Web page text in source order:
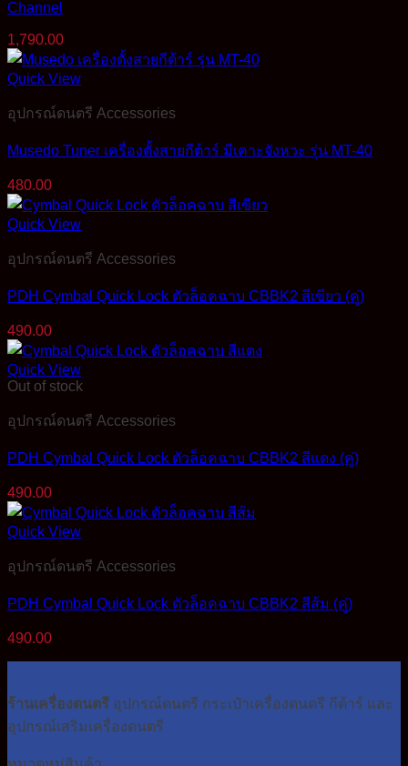
Channel
1,790.00
Quick View
อุปกรณ์ดนตรี Accessories
Musedo Tuner เครื่องตั้งสายกีต้าร์ มีเคาะจังหวะ รุ่น MT-40
480.00
Quick View
อุปกรณ์ดนตรี Accessories
PDH Cymbal Quick Lock ตัวล็อคฉาบ CBBK2 สีเขียว (คู่)
490.00
Quick View
Out of stock
อุปกรณ์ดนตรี Accessories
PDH Cymbal Quick Lock ตัวล็อคฉาบ CBBK2 สีแดง (คู่)
490.00
Quick View
อุปกรณ์ดนตรี Accessories
PDH Cymbal Quick Lock ตัวล็อคฉาบ CBBK2 สีส้ม (คู่)
490.00
ร้านเครื่องดนตรี อุปกรณ์ดนตรี กระเป๋าเครื่องดนตรี กีต้าร์ และ
อุปกรณ์เสริมเครื่องดนตรี